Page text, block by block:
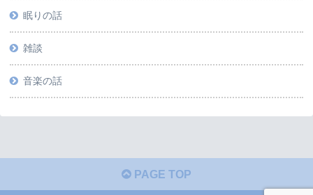
眠りの話
雑談
音楽の話
PAGE TOP